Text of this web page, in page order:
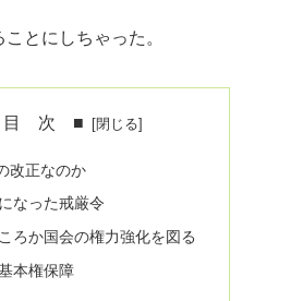
とにしちゃった。
次 ■
改正なのか
なった戒厳令
ろか国会の権力強化を図る
本権保障